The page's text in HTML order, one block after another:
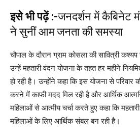
इसे भी पढ़ें :-जनदर्शन में कैबिनेट
ने सुनीं आम जनता की समस्या
चौपाल के दौरान ग्राम कोसला की सावित्री
उन्हें महतारी वंदन योजना के तहत हर महीने
हो रही है। उन्होंने कहा कि इस योजना से परिवार
करने में काफी मदद मिल रही है और आर्थिक
महिलाओं से आत्मीय चर्चा करते हुए कहा कि
महिलाओं के लिए आर्थिक संबल बन रही है।